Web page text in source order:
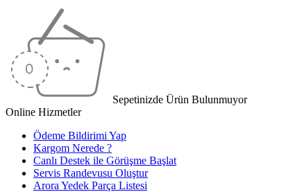
Sepetinizde Ürün Bulunmuyor
Online Hizmetler
Ödeme Bildirimi Yap
Kargom Nerede ?
Canlı Destek ile Görüşme Başlat
Servis Randevusu Oluştur
Arora Yedek Parça Listesi